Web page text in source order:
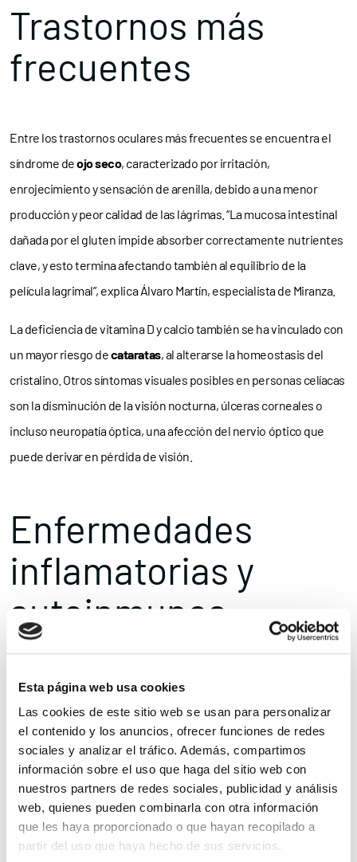
Esta página web usa cookies
Las cookies de este sitio web se usan para personalizar
el contenido y los anuncios, ofrecer funciones de redes
sociales y analizar el tráfico. Además, compartimos
información sobre el uso que haga del sitio web con
nuestros partners de redes sociales, publicidad y análisis
web, quienes pueden combinarla con otra información
que les haya proporcionado o que hayan recopilado a
partir del uso que haya hecho de sus servicios.
Trastornos más
frecuentes
Entre los trastornos oculares más frecuentes se encuentra el
síndrome deojo seco, caracterizado por irritación,
enrojecimiento y sensación de arenilla, debido a una menor
producción y peor calidad de las lágrimas. “La mucosa intestinal
dañada por el gluten impide absorber correctamente nutrientes
clave, y esto termina afectando también al equilibrio de la
película lagrimal”, explica Álvaro Martín, especialista de Miranza.
La deficiencia de vitamina D y calcio también se ha vinculado con
un mayor riesgo decataratas, al alterarse la homeostasis del
cristalino. Otros síntomas visuales posibles en personas celíacas
son la disminución de la visión nocturna, úlceras corneales o
incluso neuropatía óptica, una afección del nervio óptico que
puede derivar en pérdida de visión.
Enfermedades
inflamatorias y
autoinmunes
asociadas
Además de las alteraciones provocadas por carencias
nutricionales, la enfermedad celíaca comparte base
inmunológica con otras patologías inflamatorias oculares. Es el
caso de la uveítis (inflamación de la úvea) y la
escleritis
(inflamación de la esclerótica), que pueden causar dolor,
sensibilidad a la luz y visión borrosa si no se tratan a tiempo.